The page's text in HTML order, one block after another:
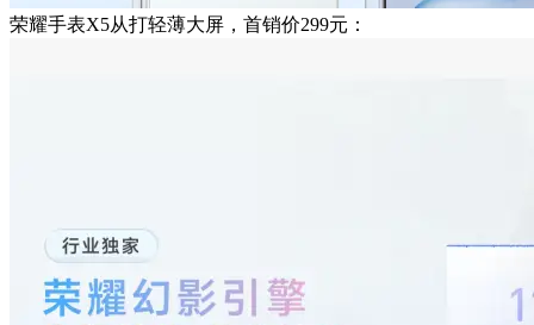
荣耀手表X5从打轻薄大屏，首销价299元：